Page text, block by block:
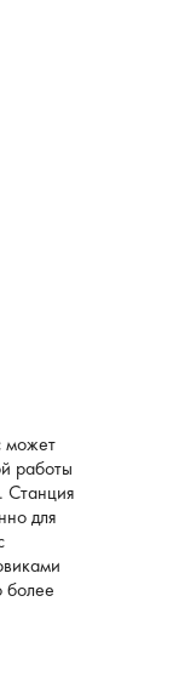
может
работы
Станция
для
более